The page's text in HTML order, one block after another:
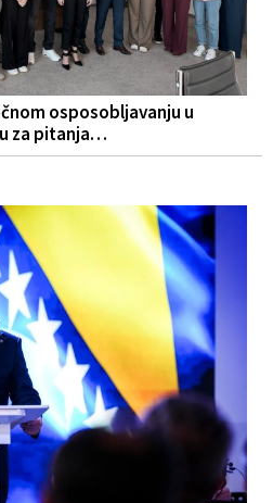
osposobljavanju u
za pitanja…